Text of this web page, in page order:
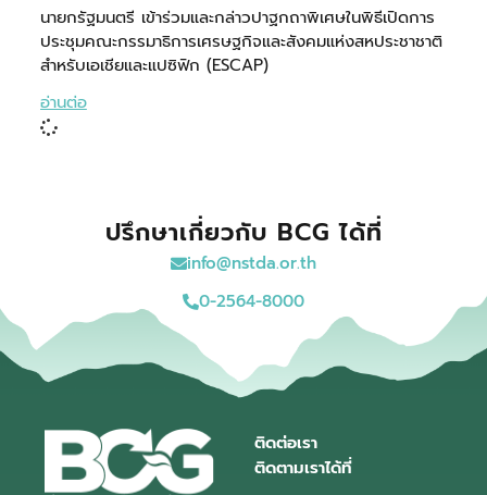
นายกรัฐมนตรี เข้าร่วมและกล่าวปาฐกถาพิเศษในพิธีเปิดการ
ประชุมคณะกรรมาธิการเศรษฐกิจและสังคมแห่งสหประชาชาติ
สำหรับเอเชียและแปซิฟิก (ESCAP)
อ่านต่อ
ปรึกษาเกี่ยวกับ BCG ได้ที่
info@nstda.or.th
0-2564-8000
ติดต่อเรา
ติดตามเราได้ที่